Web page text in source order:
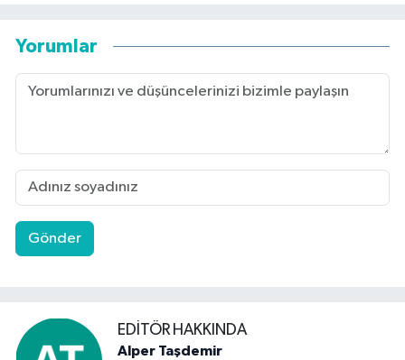
Yorumlar
Gönder
EDITÖR HAKKINDA
Alper Taşdemir